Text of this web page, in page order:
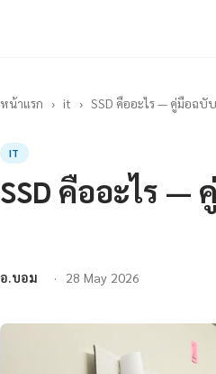
หน้าแรก › it › SSD คืออะไร — คู่มือฉบั
IT
SSD คืออะไร
อ.บอม 28 May 2026